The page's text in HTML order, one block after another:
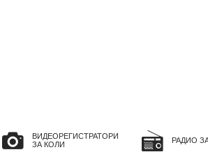
ВИДЕОРЕГИСТРАТОРИ
ЗА КОЛИ
РАДИО